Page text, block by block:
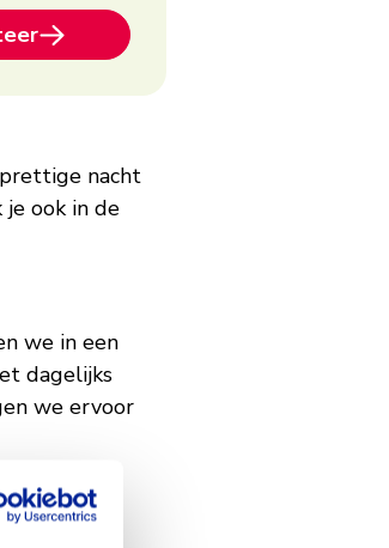
nacht
ook in de
we in een
dagelijks
we ervoor